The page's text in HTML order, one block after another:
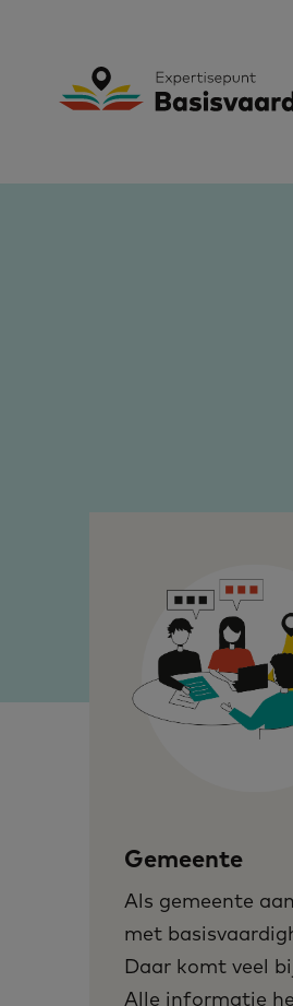
main
Gemeente
Als gemeente
met
Daar komt veel
Alle informatie